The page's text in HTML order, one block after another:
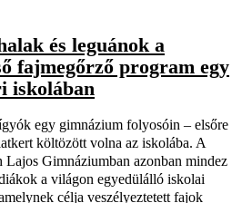
és leguánok a
fajmegőrző program egy
iskolában
egy gimnázium folyosóin – elsőre
költözött volna az iskolába. A
Lajos Gimnáziumban azonban mindez
a világon egyedülálló iskolai
célja veszélyeztetett fajok